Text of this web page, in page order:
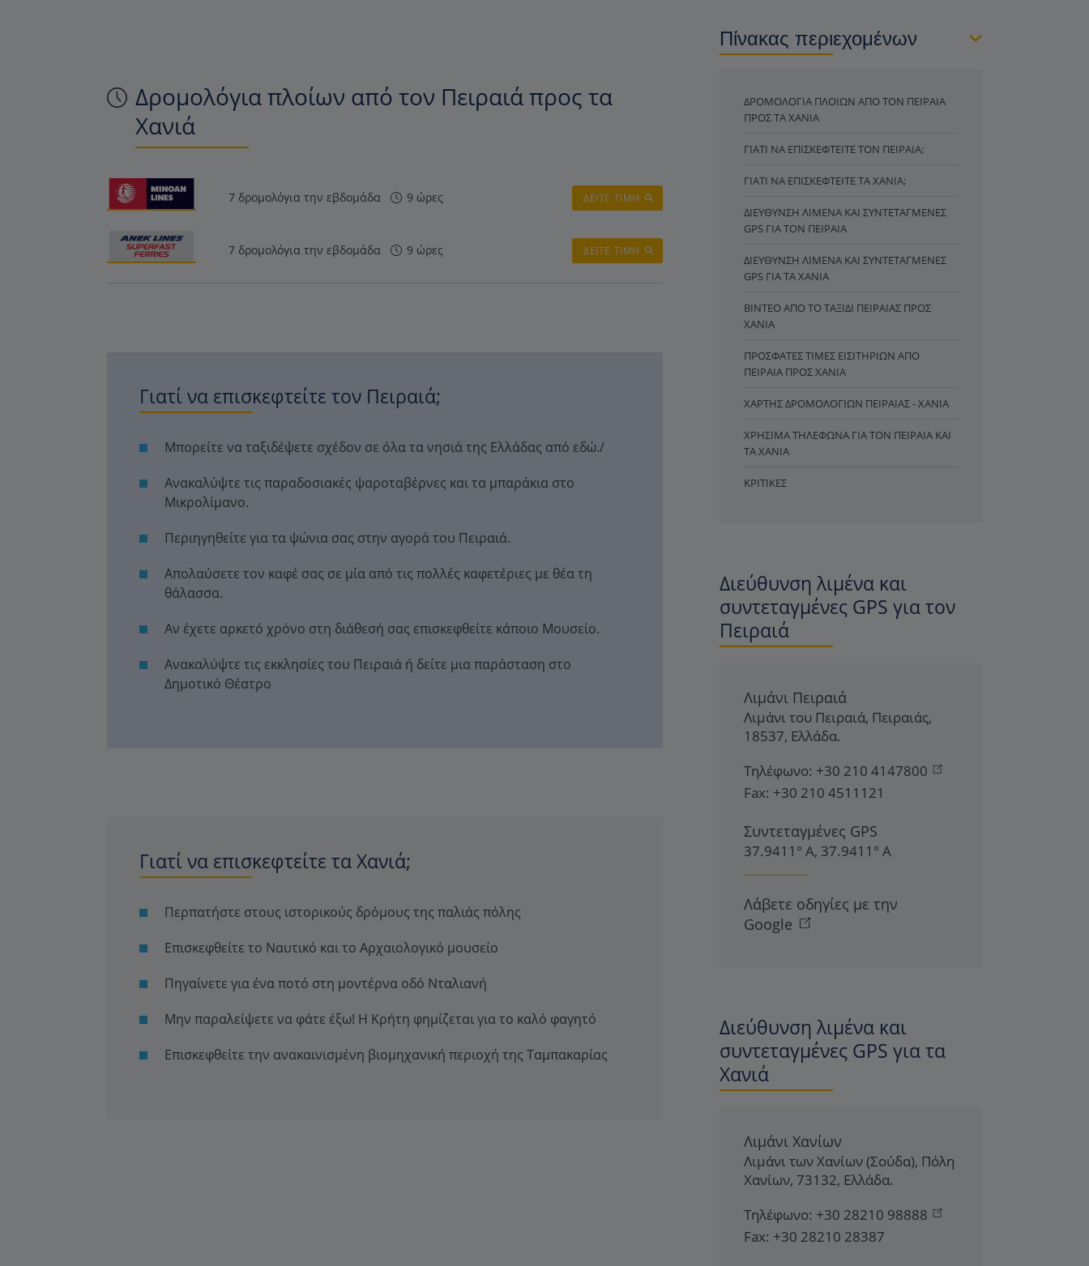
Δρομολόγια πλοίων από τον Πειραιά προς τα
Χανιά
7 δρομολόγια την εβδομάδα 9 ώρες ΔΕΙΤΕ ΤΙΜΗ
7 δρομολόγια την εβδομάδα 9 ώρες ΔΕΙΤΕ ΤΙΜΗ
Γιατί να επισκεφτείτε τον Πειραιά;
Μπορείτε να ταξιδέψετε σχέδον σε όλα τα νησιά της Ελλάδας από εδώ./
Ανακαλύψτε τις παραδοσιακές ψαροταβέρνες και τα μπαράκια στο
Μικρολίμανο.
Περιηγηθείτε για τα ψώνια σας στην αγορά του Πειραιά.
Απολαύσετε τον καφέ σας σε μία από τις πολλές καφετέριες με θέα τη
θάλασσα.
Αν έχετε αρκετό χρόνο στη διάθεσή σας επισκεφθείτε κάποιο Μουσείο.
Ανακαλύψτε τις εκκλησίες του Πειραιά ή δείτε μια παράσταση στο
Δημοτικό Θέατρο
Γιατί να επισκεφτείτε τα Χανιά;
Περπατήστε στους ιστορικούς δρόμους της παλιάς πόλης
Επισκεφθείτε το Ναυτικό και το Αρχαιολογικό μουσείο
Πηγαίνετε για ένα ποτό στη μοντέρνα οδό Νταλιανή
Μην παραλείψετε να φάτε έξω! Η Κρήτη φημίζεται για το καλό φαγητό
Επισκεφθείτε την ανακαινισμένη βιομηχανική περιοχή της Ταμπακαρίας
Πίνακας περιεχομένων
ΔΡΟΜΟΛΌΓΙΑ ΠΛΟΊΩΝ ΑΠΌ ΤΟΝ ΠΕΙΡΑΙΆ
ΠΡΟΣ ΤΑ ΧΑΝΙΆ
ΓΙΑΤΊ ΝΑ ΕΠΙΣΚΕΦΤΕΊΤΕ ΤΟΝ ΠΕΙΡΑΙΆ;
ΓΙΑΤΊ ΝΑ ΕΠΙΣΚΕΦΤΕΊΤΕ ΤΑ ΧΑΝΙΆ;
ΔΙΕΎΘΥΝΣΗ ΛΙΜΈΝΑ ΚΑΙ ΣΥΝΤΕΤΑΓΜΈΝΕΣ
GPS ΓΙΑ ΤΟΝ ΠΕΙΡΑΙΆ
ΔΙΕΎΘΥΝΣΗ ΛΙΜΈΝΑ ΚΑΙ ΣΥΝΤΕΤΑΓΜΈΝΕΣ
GPS ΓΙΑ ΤΑ ΧΑΝΙΆ
ΒΊΝΤΕΟ ΑΠΌ ΤΟ ΤΑΞΊΔΙ ΠΕΙΡΑΙΆΣ ΠΡΟΣ
ΧΑΝΙΆ
ΠΡΌΣΦΑΤΕΣ ΤΙΜΈΣ ΕΙΣΙΤΗΡΊΩΝ ΑΠΌ
ΠΕΙΡΑΙΆ ΠΡΟΣ ΧΑΝΙΆ
ΧΆΡΤΗΣ ΔΡΟΜΟΛΟΓΊΩΝ ΠΕΙΡΑΙΆΣ - ΧΑΝΙΆ
ΧΡΉΣΙΜΑ ΤΗΛΈΦΩΝΑ ΓΙΑ ΤΟΝ ΠΕΙΡΑΙΆ ΚΑΙ
ΤΑ ΧΑΝΙΆ
ΚΡΙΤΙΚΈΣ
Διεύθυνση λιμένα και
συντεταγμένες GPS για τον
Πειραιά
Λιμάνι Πειραιά
Λιμάνι του Πειραιά, Πειραιάς,
18537, Ελλάδα.
Τηλέφωνο: +30 210 4147800
Fax: +30 210 4511121
Συντεταγμένες GPS
37.9411° Α, 37.9411° Α
Λάβετε οδηγίες με την
Google
Διεύθυνση λιμένα και
συντεταγμένες GPS για τα
Χανιά
Λιμάνι Χανίων
Λιμάνι των Χανίων (Σούδα), Πόλη
Χανίων, 73132, Ελλάδα.
Τηλέφωνο: +30 28210 98888
Fax: +30 28210 28387